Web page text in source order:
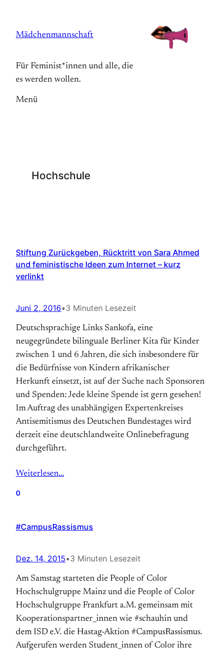
springen
Mädchenmannschaft
Für Feminist*innen und alle, die
es werden wollen.
Menü
Hochschule
Stiftung Zurückgeben, Rücktritt von Sara Ahmed
und feministische Ideen zum Internet – kurz
verlinkt
Juni 2, 2016•3 Minuten Lesezeit
Deutschsprachige Links Sankofa, eine
neugegründete bilinguale Berliner Kita für Kinder
zwischen 1 und 6 Jahren, die sich insbesondere für
die Bedürfnisse von Kindern afrikanischer
Herkunft einsetzt, ist auf der Suche nach Sponsoren
und Spenden: Jede kleine Spende ist gern gesehen!
Im Auftrag des unabhängigen Expertenkreises
Antisemitismus des Deutschen Bundestages wird
derzeit eine deutschlandweite Onlinebefragung
durchgeführt.
Weiterlesen…
0
#CampusRassismus
Dez. 14, 2015•3 Minuten Lesezeit
Am Samstag starteten die People of Color
Hochschulgruppe Mainz und die People of Color
Hochschulgruppe Frankfurt a.M. gemeinsam mit
Kooperationspartner_innen wie #schauhin und
dem ISD e.V. die Hastag-Aktion #CampusRassismus.
Aufgerufen werden Student_innen of Color ihre